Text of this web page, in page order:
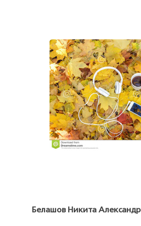
Белашов Никита